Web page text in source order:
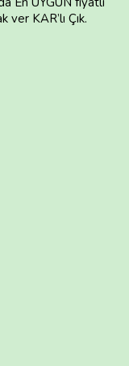
KAR’lı Çık.